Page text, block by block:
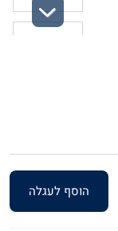
הוסף לעגלה
Next